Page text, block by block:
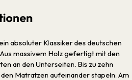
absoluter Klassiker des deutschen
massivem Holz gefertigt mit den
an den Unterseiten. Bis zu zehn
Matratzen aufeinander stapeln. Am